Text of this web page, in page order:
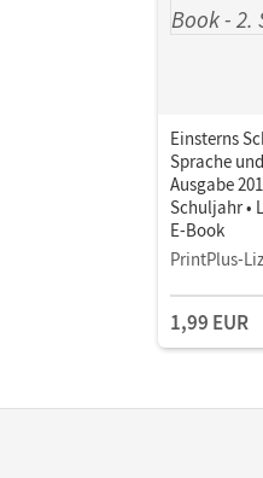
Einsterns
Sprache
Ausgabe
Schuljahr •
E-Book
PrintPlus-
1,99 EUR